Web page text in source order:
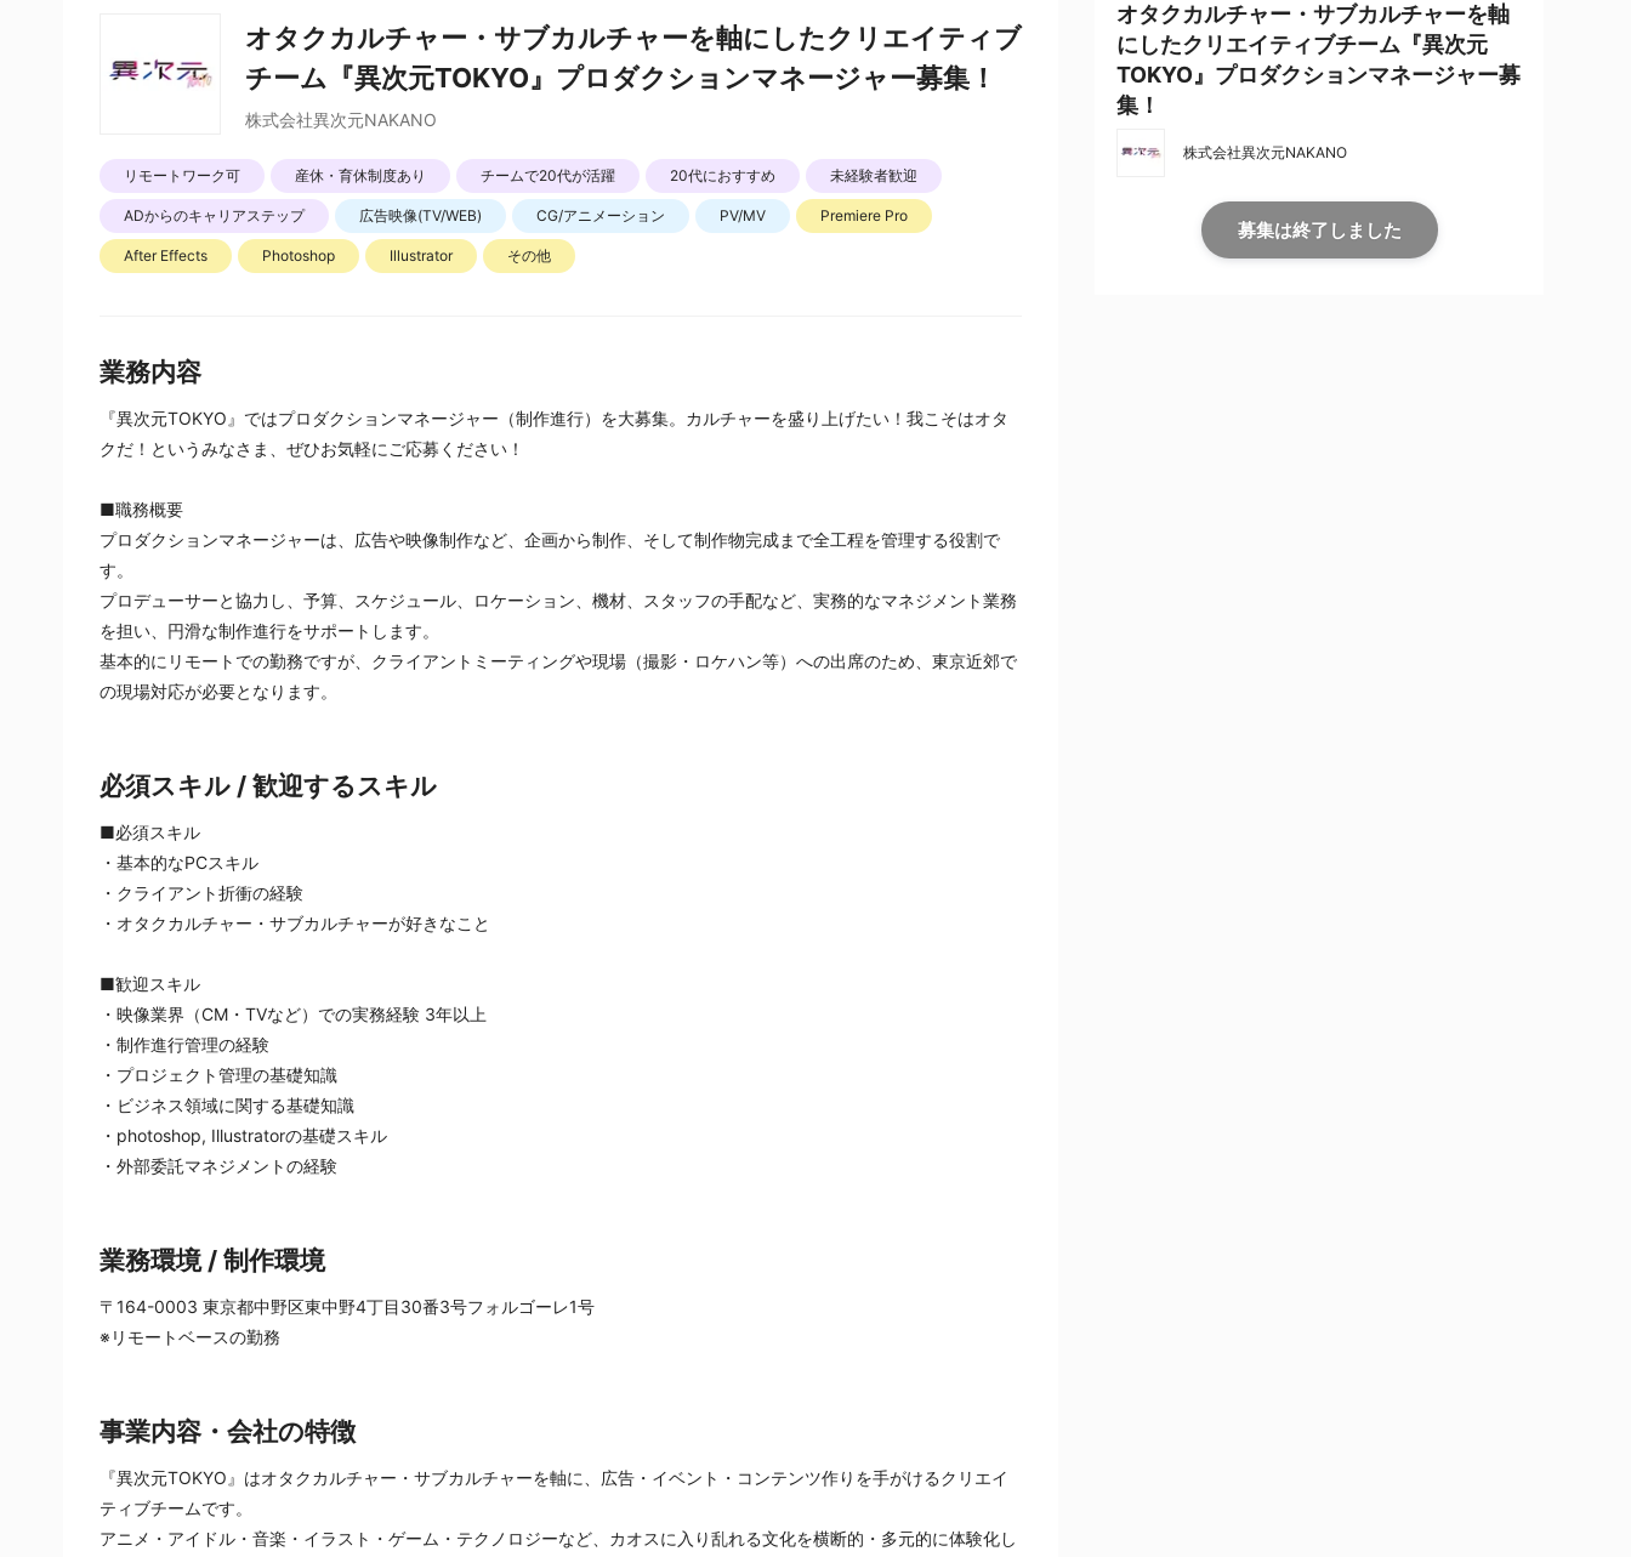
オタクカルチャー・サブカルチャーを軸にしたクリエイティブ
チーム『異次元TOKYO』プロダクションマネージャー募集！
株式会社異次元NAKANO
リモートワーク可 産休・育休制度あり チームで20代が活躍 20代におすすめ 未経験者歓迎
ADからのキャリアステップ 広告映像(TV/WEB) CG/アニメーション PV/MV Premiere Pro
After Effects Photoshop Illustrator その他
業務内容
『異次元TOKYO』ではプロダクションマネージャー（制作進行）を大募集。カルチャーを盛り上げたい！我こそはオタ
クだ！というみなさま、ぜひお気軽にご応募ください！
■職務概要
プロダクションマネージャーは、広告や映像制作など、企画から制作、そして制作物完成まで全工程を管理する役割で
す。
プロデューサーと協力し、予算、スケジュール、ロケーション、機材、スタッフの手配など、実務的なマネジメント業務
を担い、円滑な制作進行をサポートします。﻿
基本的にリモートでの勤務ですが、クライアントミーティングや現場（撮影・ロケハン等）への出席のため、東京近郊で
の現場対応が必要となります。
必須スキル / 歓迎するスキル
■必須スキル
・基本的なPCスキル
・クライアント折衝の経験
・オタクカルチャー・サブカルチャーが好きなこと
■歓迎スキル
・映像業界（CM・TVなど）での実務経験 3年以上
・制作進行管理の経験
・プロジェクト管理の基礎知識
・ビジネス領域に関する基礎知識
・photoshop, Illustratorの基礎スキル
・外部委託マネジメントの経験
業務環境 / 制作環境
〒164-0003 東京都中野区東中野4丁目30番3号フォルゴーレ1号
※リモートベースの勤務
事業内容・会社の特徴
『異次元TOKYO』はオタクカルチャー・サブカルチャーを軸に、広告・イベント・コンテンツ作りを手がけるクリエイ
ティブチームです。
アニメ・アイドル・音楽・イラスト・ゲーム・テクノロジーなど、カオスに入り乱れる文化を横断的・多元的に体験化し
オタクカルチャー・サブカルチャーを軸
にしたクリエイティブチーム『異次元
TOKYO』プロダクションマネージャー募
集！
株式会社異次元NAKANO
募集は終了しました